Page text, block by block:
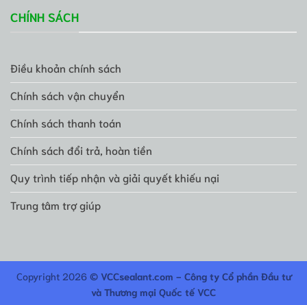
CHÍNH SÁCH
Điều khoản chính sách
Chính sách vận chuyển
Chính sách thanh toán
Chính sách đổi trả, hoàn tiền
Quy trình tiếp nhận và giải quyết khiếu nại
Trung tâm trợ giúp
Copyright 2026 © VCCsealant.com - Công ty Cổ phần Đầu tư
và Thương mại Quốc tế VCC